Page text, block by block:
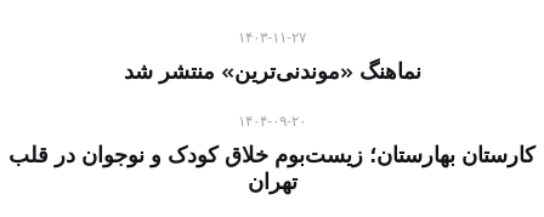
۱۴۰۳-۱۱-۲۷
نماهنگ «موندنی‌ترین» منتشر شد
۱۴۰۴-۰۹-۲۰
کارستان بهارستان؛ زیست‌بوم خلاق کودک و نوجوان در قلب
تهران